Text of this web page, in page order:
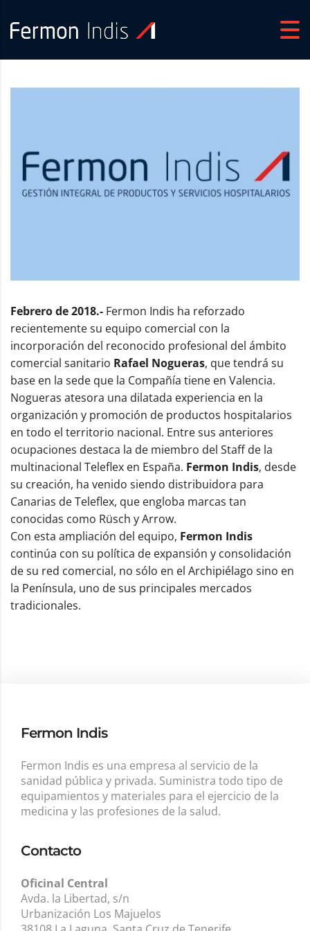
Febrero de 2018.- Fermon Indis ha reforzado
recientemente su equipo comercial con la
incorporación del reconocido profesional del ámbito
comercial sanitario Rafael Nogueras, que tendrá su
base en la sede que la Compañía tiene en Valencia.
Nogueras atesora una dilatada experiencia en la
organización y promoción de productos hospitalarios
en todo el territorio nacional. Entre sus anteriores
ocupaciones destaca la de miembro del Staff de la
multinacional Teleflex en España. Fermon Indis, desde
su creación, ha venido siendo distribuidora para
Canarias de Teleflex, que engloba marcas tan
conocidas como Rüsch y Arrow.
Con esta ampliación del equipo, Fermon Indis
continúa con su política de expansión y consolidación
de su red comercial, no sólo en el Archipiélago sino en
la Península, uno de sus principales mercados
tradicionales.
Fermon Indis
Fermon Indis es una empresa al servicio de la
sanidad pública y privada. Suministra todo tipo de
equipamientos y materiales para el ejercicio de la
medicina y las profesiones de la salud.
Contacto
Oficinal Central
Avda. la Libertad, s/n
Urbanización Los Majuelos